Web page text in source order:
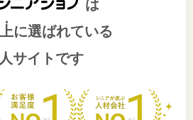
は
に選ばれている
サイトです